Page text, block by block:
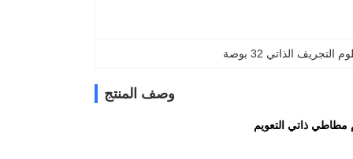
التجريف الذاتي 32 بوصة
وصف المنتج
مطاطي ذاتي التعويم